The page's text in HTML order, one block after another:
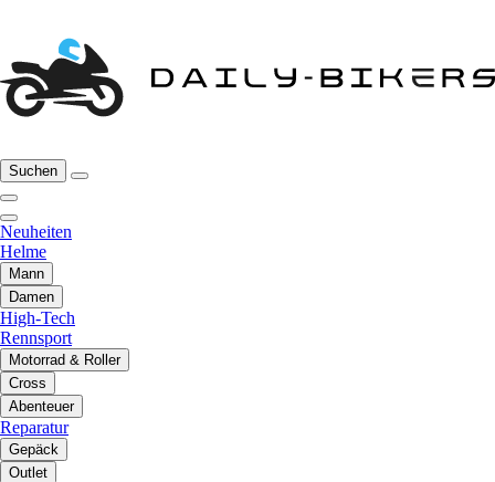
Suchen
Neuheiten
Helme
Mann
Damen
High-Tech
Rennsport
Motorrad & Roller
Cross
Abenteuer
Reparatur
Gepäck
Outlet